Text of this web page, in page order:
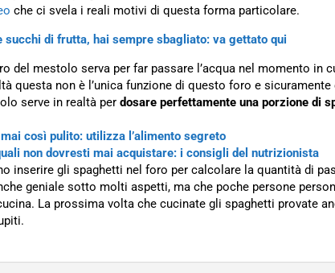
che ci svela i reali motivi di questa forma particolare.
succhi di frutta, hai sempre sbagliato: va gettato qui
del mestolo serva per far passare l’acqua nel momento in
questa non è l’unica funzione di questo foro e sicuramente
serve in realtà per dosare perfettamente una porzione di
così pulito: utilizza l’alimento segreto
non dovresti mai acquistare: i consigli del nutrizionista
inserire gli spaghetti nel foro per calcolare la quantità di
geniale sotto molti aspetti, ma che poche persone
La prossima volta che cucinate gli spaghetti provate